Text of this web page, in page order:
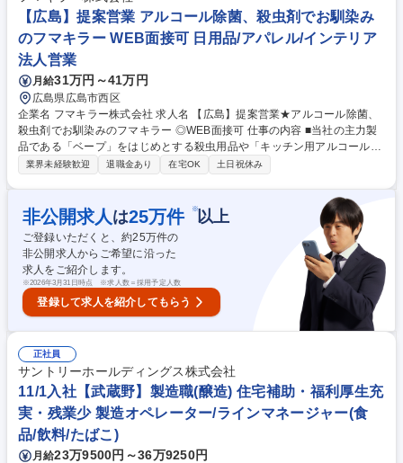
K☆第二新卒歓迎/年休121日/残業10h程
【広島】提案営業 アルコール除菌、殺虫剤でお馴染み
のフマキラー WEB面接可 日用品/アパレル/インテリア
法人営業
月給31万円～41万円
広島県広島市西区
企業名 フマキラー株式会社 求人名 【広島】提案営業★アルコール除菌、
殺虫剤でお馴染みのフマキラー ◎WEB面接可 仕事の内容 ■当社の主力製
品である「ベープ」をはじめとする殺虫用品や「キッチン用アルコール除
菌」といった家庭用品、園芸用品などの提案営業です。 【具体的には】商
）への本部商談と店頭での販売促進を中心に担っていただきます。市場や
販売動向の調査 ・製品や売場レイアウトの提案、 その提案資料の作成
（ディスプレイや販促物の企画）等。 ■人の命や暮らしを守ることに直結
するやりがいのある営業です ■弊社は海外でも殺虫剤事業を展開しており
ます。将来的には海外営業としてのキャリア構築も可能です。 募集職種
【広島】提案営業★アルコール除菌、殺虫剤でお馴染みのフマキラー ◎W
EB面接可
業界未経験歓迎 退職金あり 在宅OK 土日祝休み
非公開求人 は25万件 ※以上
ご登録いただくと、約25万件の
非公開求人からご希望に沿った
求人をご紹介します。
※2026年3月31日時点 ※求人数＝採用予定人数
登録して求人を紹介してもらう
正社員
サントリーホールディングス株式会社
11/1入社【武蔵野】製造職(醸造) 住宅補助・福利厚生充
実・残業少 製造オペレーター/ラインマネージャー(食
品/飲料/たばこ)
月給23万9500円～36万9250円